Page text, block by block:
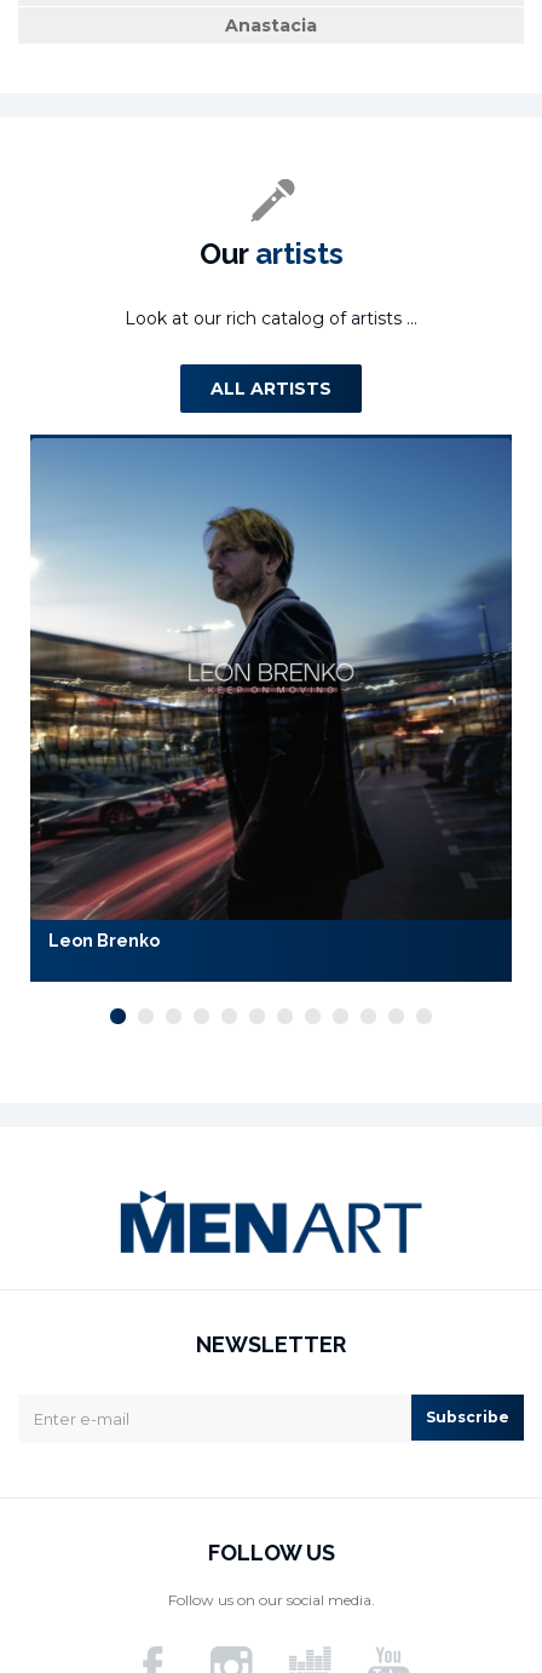
Anastacia
Our artists
Look at our rich catalog of artists ...
ALL ARTISTS
Leon Brenko
NEWSLETTER
Subscribe
FOLLOW US
Follow us on our social media.